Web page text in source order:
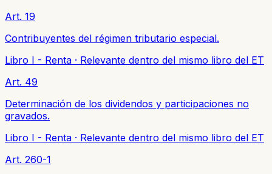
Art. 19
Contribuyentes del régimen tributario especial.
Libro I - Renta · Relevante dentro del mismo libro del ET
Art. 49
Determinación de los dividendos y participaciones no
gravados.
Libro I - Renta · Relevante dentro del mismo libro del ET
Art. 260-1